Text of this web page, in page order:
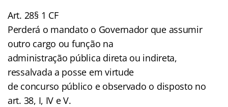
Art. 28§ 1 CF
Perderá o mandato o Governador que assumir
outro cargo ou função na
administração pública direta ou indireta,
ressalvada a posse em virtude
de concurso público e observado o disposto no
art. 38, I, IV e V.